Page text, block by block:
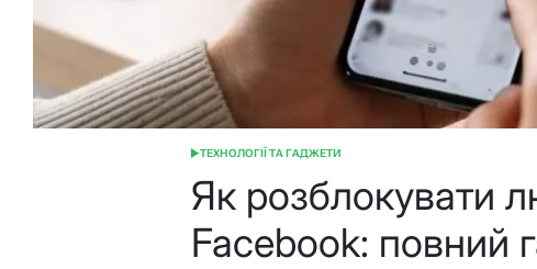
ОПУБЛІКУВАТИ
ТЕХНОЛОГІЇ ТА ГАДЖЕТИ
Як розблокувати
Facebook: повний